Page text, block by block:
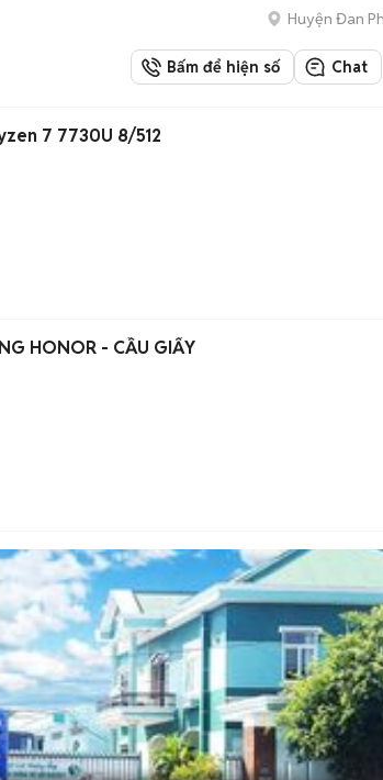
Huyện Đan
Bấm để hiện số Chat
7 7730U 8/512
HONOR - CẦU GIẤY